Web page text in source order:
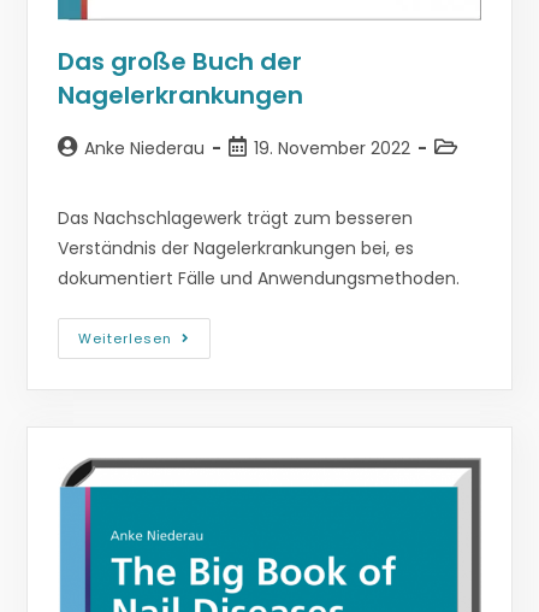
Das große Buch der
Nagelerkrankungen
Anke Niederau 19. November 2022
Das Nachschlagewerk trägt zum besseren
Verständnis der Nagelerkrankungen bei, es
dokumentiert Fälle und Anwendungsmethoden.
Weiterlesen